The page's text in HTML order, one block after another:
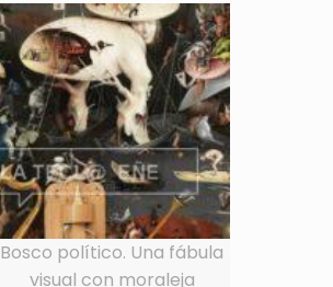
Bosco político. Una fábula
visual con moraleja